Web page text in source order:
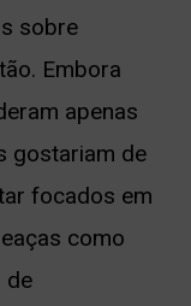
sobre
Embora
apenas
gostariam de
focados em
como
de